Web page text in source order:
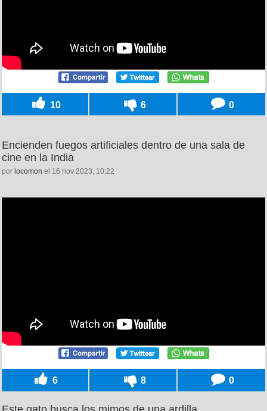
10 6 0
Encienden fuegos artificiales dentro de una sala de
cine en la India
por locomon el 16 nov 2023, 10:22
6 8 0